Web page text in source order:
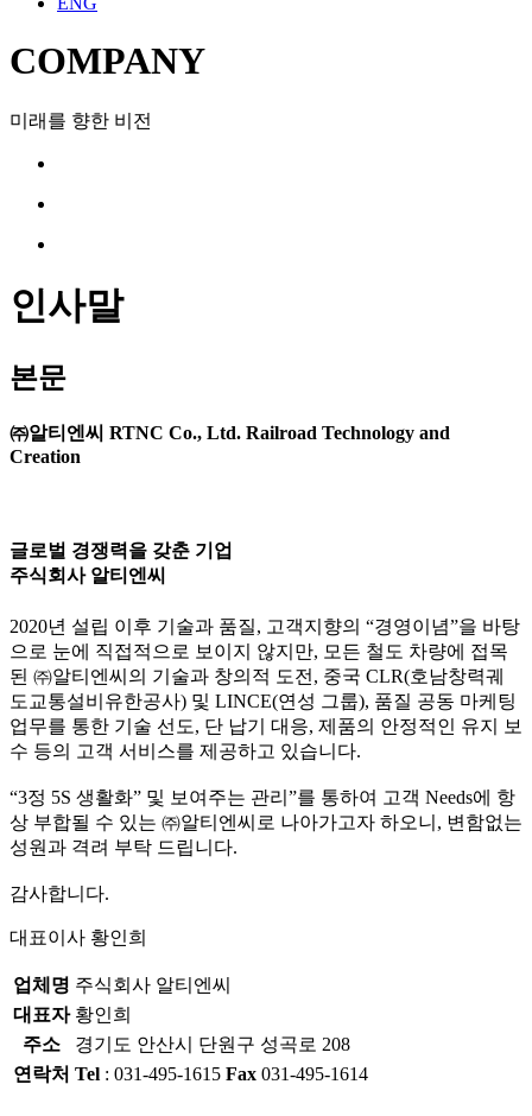
COMPANY
미래를 향한 비전
인사말
본문
㈜알티 엔씨 RTNC Co., Ltd. Railroad Technology and
Creation
글로벌 경쟁력을 갖춘 기업
주식회사 알티엔씨
2020년 설립 이후 기술과 품질, 고객지향의 “경영이념”을 바탕
으로 눈에 직접적으로 보이지 않지만, 모든 철도 차량에 접목
된 ㈜알티엔씨의 기술과 창의적 도전, 중국 CLR(호남창력궤
도교통설비유한공사) 및 LINCE(연성 그룹), 품질 공동 마케팅
업무를 통한 기술 선도, 단 납기 대응, 제품의 안정적인 유지 보
수 등의 고객 서비스를 제공하고 있습니다.
“3정 5S 생활화” 및 보여주는 관리”를 통하여 고객 Needs에 항
상 부합될 수 있는 ㈜알티엔씨로 나아가고자 하오니, 변함없는
성원과 격려 부탁 드립니다.
감사합니다.
대표이사 황인희
업체명 주식회사 알티엔씨
대표자 황인희
주소
경기도 안산시 단원구 성곡로 208
연락처 Tel : 031-495-1615 Fax 031-495-1614